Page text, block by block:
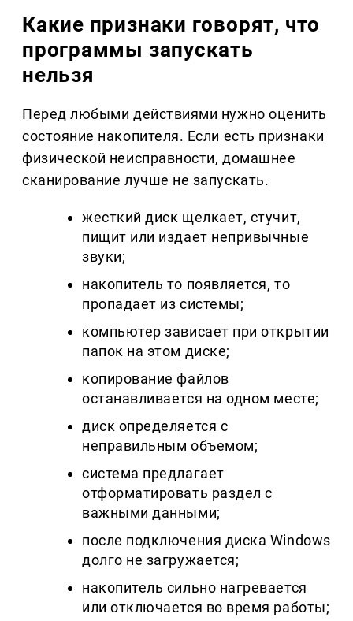
Какие признаки говорят, что
программы запускать
нельзя
Перед любыми действиями нужно оценить
состояние накопителя. Если есть признаки
физической неисправности, домашнее
сканирование лучше не запускать.
жесткий диск щелкает, стучит,
пищит или издает непривычные
звуки;
накопитель то появляется, то
пропадает из системы;
компьютер зависает при открытии
папок на этом диске;
копирование файлов
останавливается на одном месте;
диск определяется с
неправильным объемом;
система предлагает
отформатировать раздел с
важными данными;
после подключения диска Windows
долго не загружается;
накопитель сильно нагревается
или отключается во время работы;